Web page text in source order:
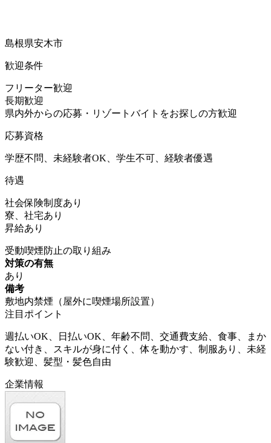
島根県安木市
歓迎条件
フリーター歓迎
長期歓迎
県内外からの応募・リゾートバイトをお探しの方歓迎
応募資格
学歴不問、未経験者OK、学生不可、経験者優遇
待遇
社会保険制度あり
寮、社宅あり
昇給あり
受動喫煙防止の取り組み
対策の有無
あり
備考
敷地内禁煙（屋外に喫煙場所設置）
注目ポイント
週払いOK、日払いOK、年齢不問、交通費支給、食事、まか
ない付き、スキルが身に付く、体を動かす、制服あり、未経
験歓迎、髪型・髪色自由
企業情報